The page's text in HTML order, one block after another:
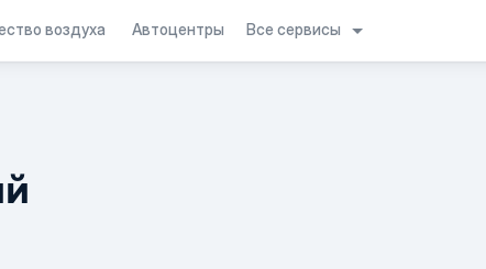
воздуха Автоцентры Все сервисы